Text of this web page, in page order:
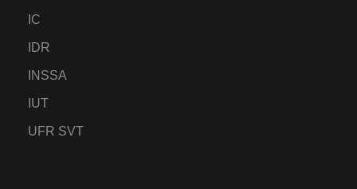
IC
IDR
INSSA
IUT
UFR SVT